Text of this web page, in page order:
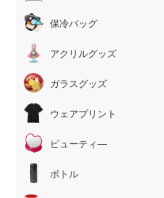
保冷バッグ
アクリルグッズ
ガラスグッズ
ウェアプリント
ビューティ―
ボトル